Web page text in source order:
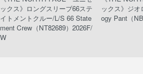
ックス》ロングスリーブ66ステ
イトメントクルー/L/S 66 State
ment Crew（NT82689）2026F/
W
ックス》ジ
ogy Pant（